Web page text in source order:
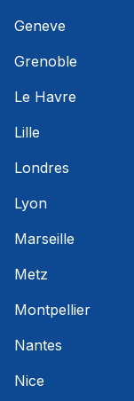
Geneve
Grenoble
Le Havre
Lille
Londres
Lyon
Marseille
Metz
Montpellier
Nantes
Nice